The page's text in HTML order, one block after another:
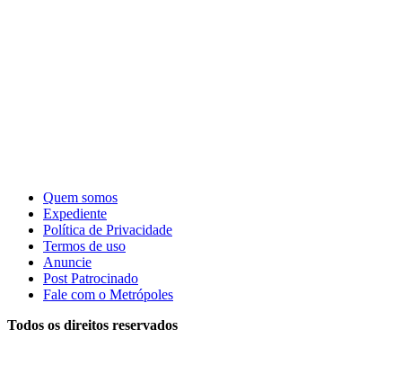
Quem somos
Expediente
Política de Privacidade
Termos de uso
Anuncie
Post Patrocinado
Fale com o Metrópoles
Todos os direitos reservados